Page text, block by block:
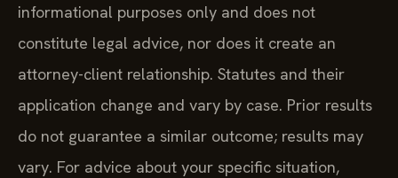
informational purposes only and does not
constitute legal advice, nor does it create an
attorney-client relationship. Statutes and their
application change and vary by case. Prior results
do not guarantee a similar outcome; results may
vary. For advice about your specific situation,